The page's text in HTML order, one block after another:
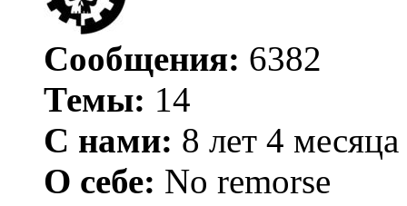
Сообщения: 6382
Темы: 14
С нами: 8 лет 4 месяца
О себе: No remorse